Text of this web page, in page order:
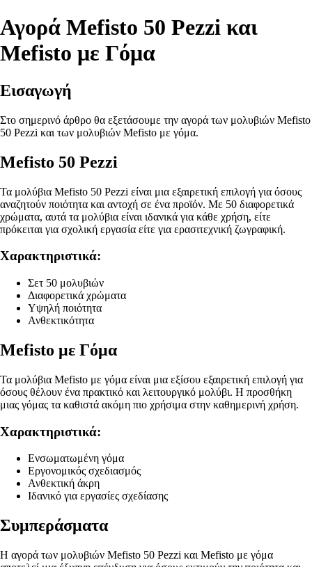
Αγορά Mefisto 50 Pezzi και
Mefisto με Γόμα
Εισαγωγή
Στο σημερινό άρθρο θα εξετάσουμε την αγορά των μολυβιών Mefisto
50 Pezzi και των μολυβιών Mefisto με γόμα.
Mefisto 50 Pezzi
Τα μολύβια Mefisto 50 Pezzi είναι μια εξαιρετική επιλογή για όσους
αναζητούν ποιότητα και αντοχή σε ένα προϊόν. Με 50 διαφορετικά
χρώματα, αυτά τα μολύβια είναι ιδανικά για κάθε χρήση, είτε
πρόκειται για σχολική εργασία είτε για ερασιτεχνική ζωγραφική.
Χαρακτηριστικά:
Σετ 50 μολυβιών
Διαφορετικά χρώματα
Υψηλή ποιότητα
Ανθεκτικότητα
Mefisto με Γόμα
Τα μολύβια Mefisto με γόμα είναι μια εξίσου εξαιρετική επιλογή για
όσους θέλουν ένα πρακτικό και λειτουργικό μολύβι. Η προσθήκη
μιας γόμας τα καθιστά ακόμη πιο χρήσιμα στην καθημερινή χρήση.
Χαρακτηριστικά:
Ενσωματωμένη γόμα
Εργονομικός σχεδιασμός
Ανθεκτική άκρη
Ιδανικό για εργασίες σχεδίασης
Συμπεράσματα
Η αγορά των μολυβιών Mefisto 50 Pezzi και Mefisto με γόμα